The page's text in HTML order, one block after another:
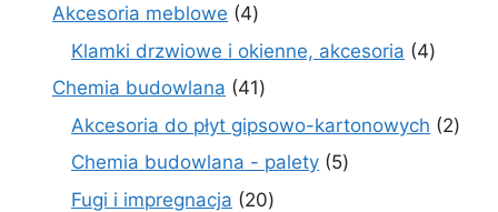
Akcesoria meblowe 44
produkty
Klamki drzwiowe i okienne, akcesoria 44
Chemia budowlana 4141
produktów
Akcesoria do płyt gipsowo-kartonowych 22
Chemia budowlana - palety 55
Fugi i impregnacja 2020